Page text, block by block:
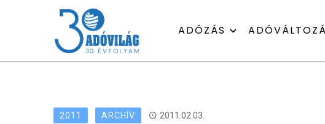
ADÓZÁS
2011 ARCHÍV 2011.02.03.